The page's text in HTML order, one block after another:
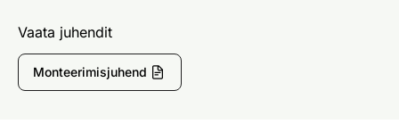
Vaata juhendit
Monteerimisjuhend